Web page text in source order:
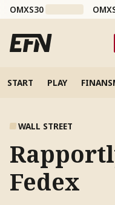
OMXS30
START PLAY
WALL STREET
Fedex